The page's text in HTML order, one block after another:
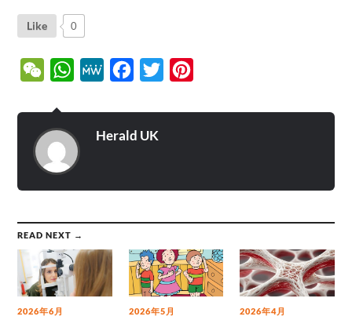
Like 0
WeChatWhatsApp
MeWe Facebook
Twitter
Herald UK
READ NEXT →
2026年6月 2026年5月 2026年4月